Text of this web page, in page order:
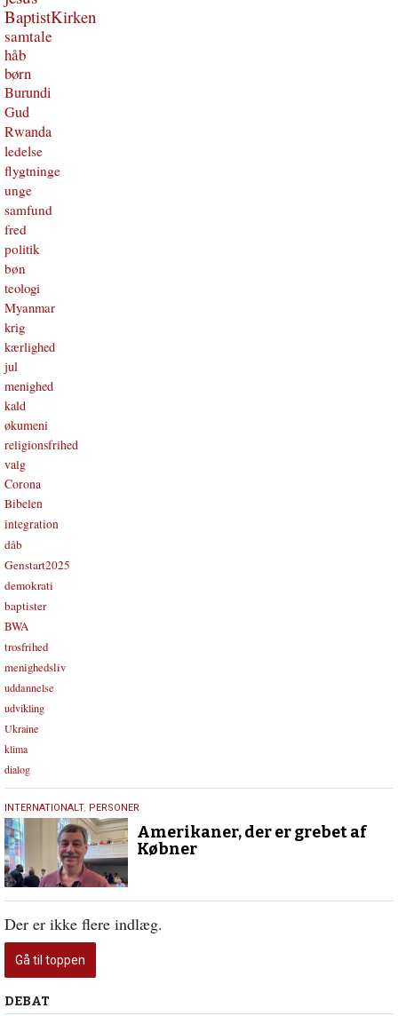
BaptistKirken
samtale
håb
børn
Burundi
Gud
Rwanda
ledelse
flygtninge
unge
samfund
fred
politik
bøn
teologi
Myanmar
krig
kærlighed
jul
menighed
kald
økumeni
religionsfrihed
valg
Corona
Bibelen
integration
dåb
Genstart2025
demokrati
baptister
BWA
trosfrihed
menighedsliv
uddannelse
udvikling
Ukraine
klima
dialog
30.
august
2022
INTERNATIONALT, PERSONER
Amerikaner, der er grebet af
Købner
Der er ikke flere indlæg.
Gå til toppen
Debat
DEBAT